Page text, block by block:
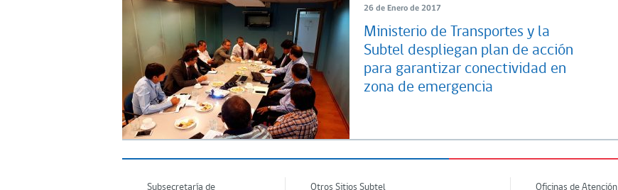
26 de Enero de 2017
Ministerio de Transportes y la
Subtel despliegan plan de acción
para garantizar conectividad en
zona de emergencia
Subsecretaría de Otros Sitios Subtel Oficinas de Atención